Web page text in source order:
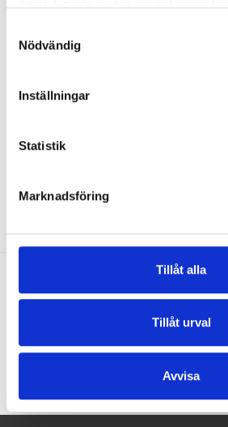
Nödvändig
Inställningar
Statistik
Marknadsföring
Tillåt alla
Tillåt urval
Avvisa
Bevent Rasch